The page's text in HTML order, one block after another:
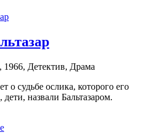
Детектив, Драма
о судьбе ослика, которого его
назвали Бальтазаром.